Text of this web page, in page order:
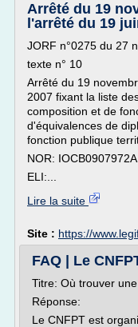
Arrêté du 19
l'arrêté du 19
JORF n°0275 du 27
texte n° 10
Arrêté du 19
2007 fixant la liste
composition et de
d'équivalences de
fonction publique
NOR: IOCB0907972A
ELI:...
Lire la suite
Site : https://
FAQ | Le
Titre: Où trouver
Réponse:
Le CNFPT est